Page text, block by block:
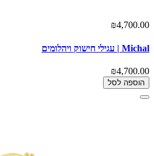
₪4,700.00
Michal | עגילי חישוק ויהלומים
₪4,700.00
הוספה לסל